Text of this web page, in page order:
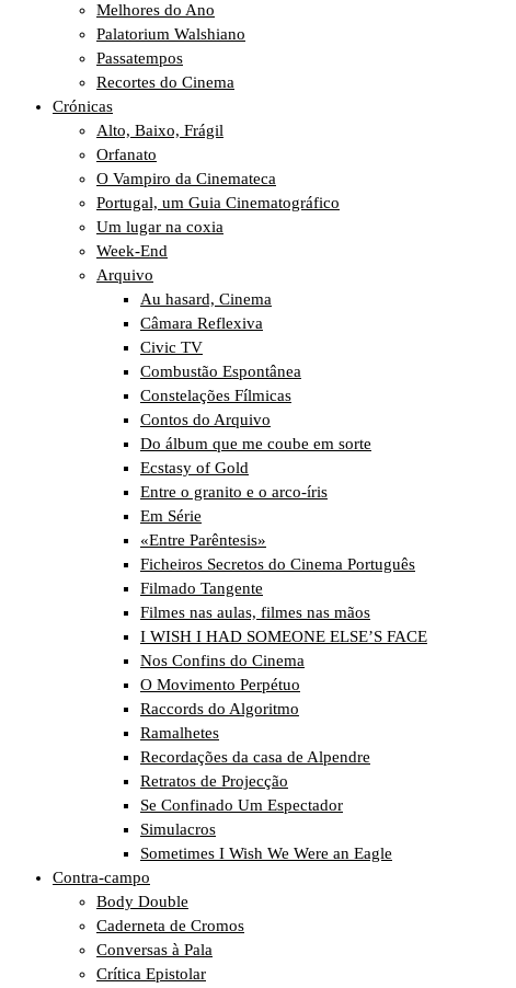
Melhores do Ano
Palatorium Walshiano
Passatempos
Recortes do Cinema
Crónicas
Alto, Baixo, Frágil
Orfanato
O Vampiro da Cinemateca
Portugal, um Guia Cinematográfico
Um lugar na coxia
Week-End
Arquivo
Au hasard, Cinema
Câmara Reflexiva
Civic TV
Combustão Espontânea
Constelações Fílmicas
Contos do Arquivo
Do álbum que me coube em sorte
Ecstasy of Gold
Entre o granito e o arco-íris
Em Série
«Entre Parêntesis»
Ficheiros Secretos do Cinema Português
Filmado Tangente
Filmes nas aulas, filmes nas mãos
I WISH I HAD SOMEONE ELSE’S FACE
Nos Confins do Cinema
O Movimento Perpétuo
Raccords do Algoritmo
Ramalhetes
Recordações da casa de Alpendre
Retratos de Projecção
Se Confinado Um Espectador
Simulacros
Sometimes I Wish We Were an Eagle
Contra-campo
Body Double
Caderneta de Cromos
Conversas à Pala
Crítica Epistolar